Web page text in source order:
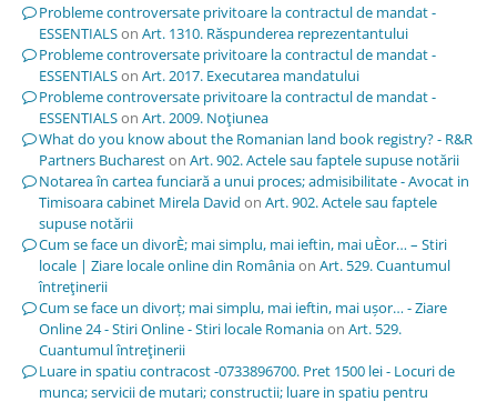
Probleme controversate privitoare la contractul de mandat -
ESSENTIALSon Art. 1310. Răspunderea reprezentantului
Probleme controversate privitoare la contractul de mandat -
ESSENTIALSon Art. 2017. Executarea mandatului
Probleme controversate privitoare la contractul de mandat -
ESSENTIALSon Art. 2009. Noţiunea
What do you know about the Romanian land book registry? - R&R
Partners Buchareston Art. 902. Actele sau faptele supuse notării
Notarea în cartea funciară a unui proces; admisibilitate - Avocat in
Timisoara cabinet Mirela David on Art. 902. Actele sau faptele
supuse notării
Cum se face un divorÈ; mai simplu, mai ieftin, mai uÈor… – Stiri
locale | Ziare locale online din Româniaon Art. 529. Cuantumul
întreţinerii
Cum se face un divorț; mai simplu, mai ieftin, mai ușor… - Ziare
Online 24 - Stiri Online - Stiri locale Romaniaon Art. 529.
Cuantumul întreţinerii
Luare in spatiu contracost -0733896700. Pret 1500 lei - Locuri de
munca; servicii de mutari; constructii; luare in spatiu pentru